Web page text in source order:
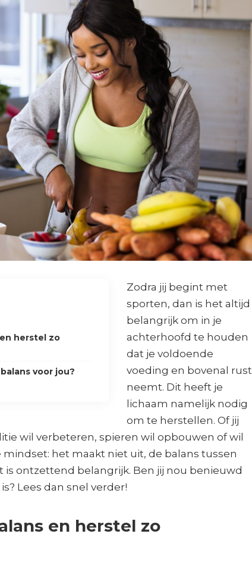
herstel zo
voor jou?
Zodra jij begint met
sporten, dan is het altijd
belangrijk om in je
achterhoofd te houden
dat je voldoende
voeding en bovenal rust
neemt. Dit heeft je
lichaam namelijk nodig
om te herstellen. Of jij
wil verbeteren, spieren wil opbouwen of wil
het maakt niet uit, de balans tussen
is ontzettend belangrijk. Ben jij nou benieuwd
Lees dan snel verder!
en herstel zo